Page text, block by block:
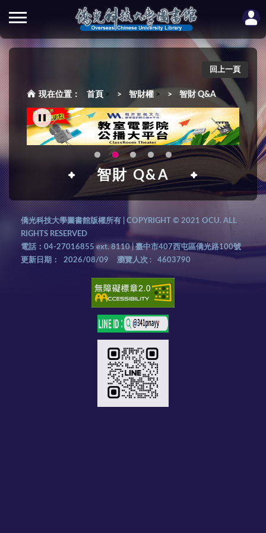
回上一頁
首頁 > 智財權 > 智財 Q&A
智財 Q&A
僑光科技大學圖書館版權所有 | COPYRIGHT © 2021 OCU. ALL
RIGHTS RESERVED
電話：04-27016855 ext. 8110 | 臺中市407西屯區僑光路100號
更新日期：
2026/08/09 瀏覽人次 : 4603790